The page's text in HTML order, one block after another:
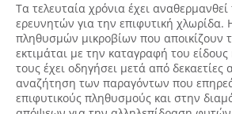
Τα τελευταία χρόνια έχει
ερευνητών για την επιφυτική χλωρίδα.
πληθυσμών μικροβίων που αποικίζουν
εκτιμάται με την καταγραφή του
τους έχει οδηγήσει μετά από δεκαετίες
αναζήτηση των παραγόντων που
επιφυτικούς πληθυσμούς και στην